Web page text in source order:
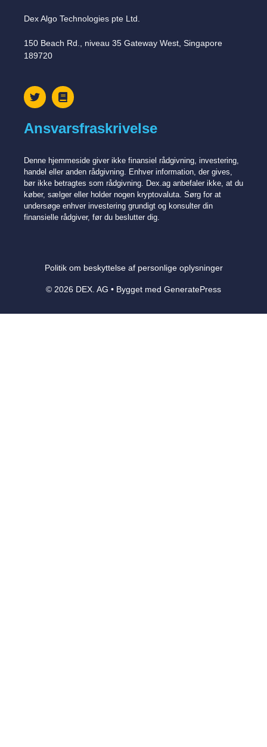
Dex Algo Technologies pte Ltd.
150 Beach Rd., niveau 35 Gateway West, Singapore
189720
Ansvarsfraskrivelse
Denne hjemmeside giver ikke finansiel rådgivning, investering,
handel eller anden rådgivning. Enhver information, der gives,
bør ikke betragtes som rådgivning. Dex.ag anbefaler ikke, at du
køber, sælger eller holder nogen kryptovaluta. Sørg for at
undersøge enhver investering grundigt og konsulter din
finansielle rådgiver, før du beslutter dig.
Politik om beskyttelse af personlige oplysninger
© 2026 DEX. AG • Bygget med GeneratePress